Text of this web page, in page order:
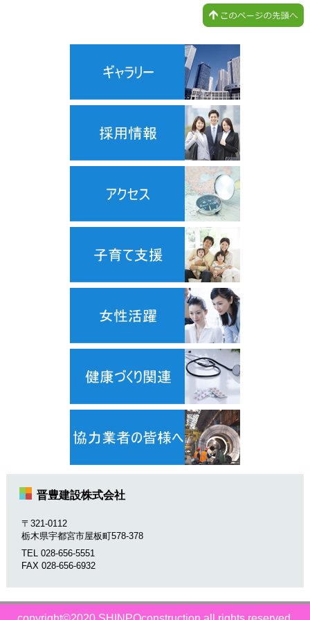
晋豊建設株式会社
〒321-0112
栃木県宇都宮市屋板町578-378
TEL 028-656-5551
FAX 028-656-6932